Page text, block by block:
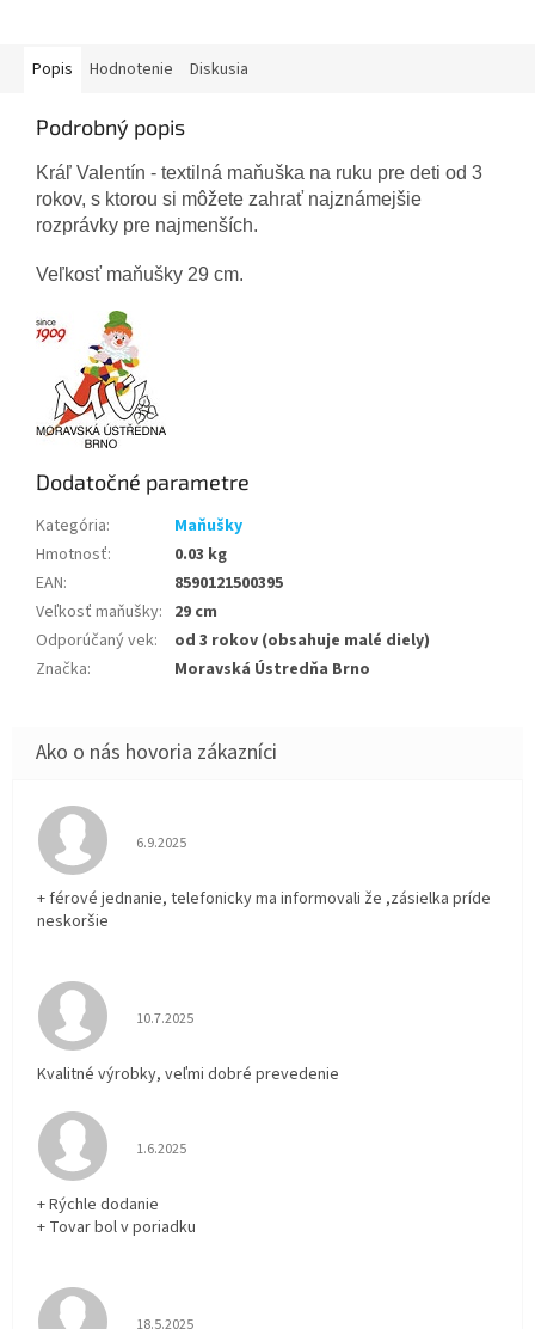
Popis Hodnotenie Diskusia
Podrobný popis
Kráľ Valentín - textilná maňuška na ruku pre deti od 3
rokov, s ktorou si môžete zahrať najznámejšie
rozprávky pre najmenších.
Veľkosť maňušky 29 cm.
Dodatočné parametre
Kategória:
Maňušky
Hmotnosť:
0.03 kg
EAN:
8590121500395
Veľkosť maňušky: 29 cm
Odporúčaný vek:
od 3 rokov (obsahuje malé diely)
Značka: Moravská Ústredňa Brno
Hodnotenie obchodu je 5 z 5 hviezdičiek.
6.9.2025
+ férové jednanie, telefonicky ma informovali že ,zásielka príde
neskoršie
Hodnotenie obchodu je 5 z 5 hviezdičiek.
10.7.2025
Kvalitné výrobky, veľmi dobré prevedenie
Hodnotenie obchodu je 5 z 5 hviezdičiek.
1.6.2025
+ Rýchle dodanie
+ Tovar bol v poriadku
Hodnotenie obchodu je 5 z 5 hviezdičiek.
18.5.2025